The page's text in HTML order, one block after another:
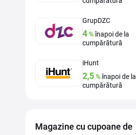
GrupDZC
4%înapoi de la
cumpărătură
iHunt
2,5%înapoi de la
cumpărătură
Magazine cu cupoane de